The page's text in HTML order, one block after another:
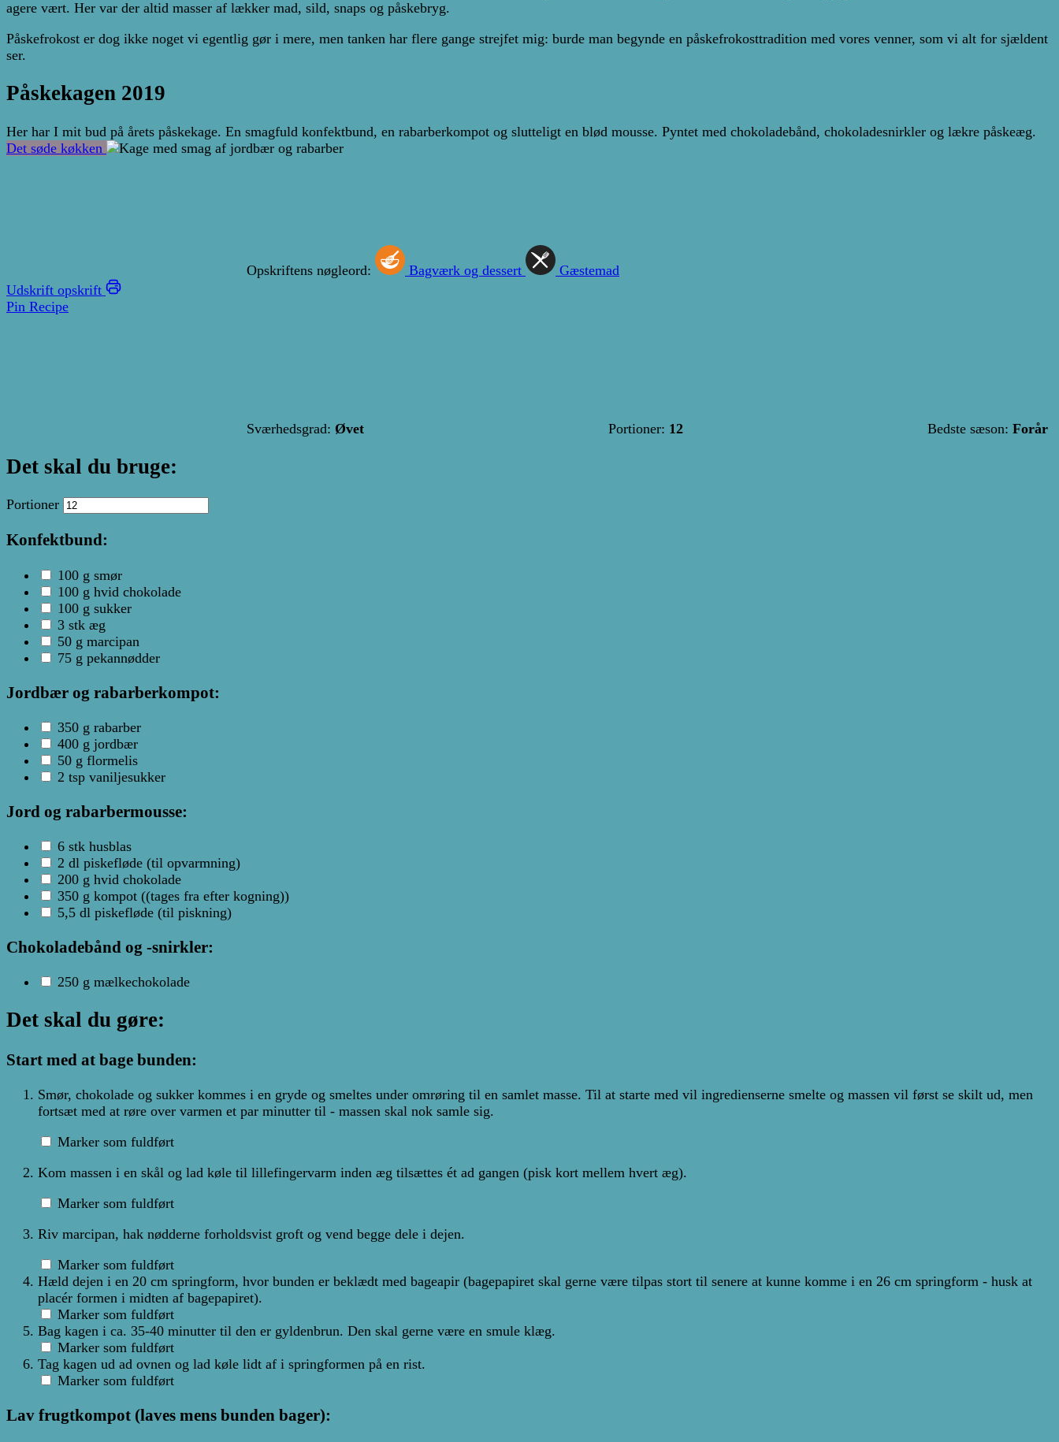
agere vært. Her var der altid masser af lækker mad, sild, snaps og påskebryg.
Påskefrokost er dog ikke noget vi egentlig gør i mere, men tanken har flere gange strejfet mig: burde man begynde en påskefrokosttradition med vores venner, som vi alt for sjældent
ser.
Påskekagen 2019
Her har I mit bud på årets påskekage. En smagfuld konfektbund, en rabarberkompot og slutteligt en blød mousse. Pyntet med chokoladebånd, chokoladesnirkler og lækre påskeæg.
Det søde køkken
Opskriftens nøgleord: Bagværk og dessert
Gæstemad
Udskrift opskrift
Pin Recipe
Sværhedsgrad: Øvet Portioner: 12 Bedste sæson: Forår
Det skal du bruge:
Portioner
Konfektbund:
100 g smør
100 g hvid chokolade
100 g sukker
3 stk æg
50 g marcipan
75 g pekannødder
Jordbær og rabarberkompot:
350 g rabarber
400 g jordbær
50 g flormelis
2 tsp vaniljesukker
Jord og rabarbermousse:
6 stk husblas
2 dl piskefløde (til opvarmning)
200 g hvid chokolade
350 g kompot ((tages fra efter kogning))
5,5 dl piskefløde (til piskning)
Chokoladebånd og -snirkler:
250 g mælkechokolade
Det skal du gøre:
Start med at bage bunden:
Smør, chokolade og sukker kommes i en gryde og smeltes under omrøring til en samlet masse. Til at starte med vil ingredienserne smelte og massen vil først se skilt ud, men
fortsæt med at røre over varmen et par minutter til - massen skal nok samle sig.
Marker som fuldført
Kom massen i en skål og lad køle til lillefingervarm inden æg tilsættes ét ad gangen (pisk kort mellem hvert æg).
Marker som fuldført
Riv marcipan, hak nødderne forholdsvist groft og vend begge dele i dejen.
Marker som fuldført
Hæld dejen i en 20 cm springform, hvor bunden er beklædt med bageapir (bagepapiret skal gerne være tilpas stort til senere at kunne komme i en 26 cm springform - husk at
placér formen i midten af bagepapiret).
Marker som fuldført
Bag kagen i ca. 35-40 minutter til den er gyldenbrun. Den skal gerne være en smule klæg.
Marker som fuldført
Tag kagen ud ad ovnen og lad køle lidt af i springformen på en rist.
Marker som fuldført
Lav frugtkompot (laves mens bunden bager):